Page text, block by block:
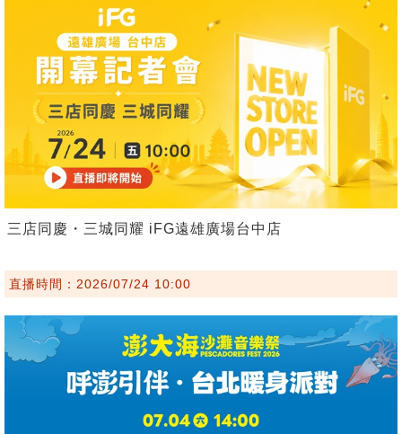
三店同慶・三城同耀 iFG遠雄廣場台中店
直播時間：2026/07/24 10:00